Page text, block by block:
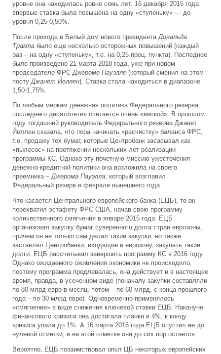
уровне она находилась ровно семь лет. 16 декабря 2015 года
впервые ставка была повышена на одну «ступеньку» — до
уровня 0,25-0,50%.
После прихода в Белый дом нового президентаДональда
Трампа было еще несколько осторожных повышений (каждый
раз – на одну «ступеньку», т.е. на 0,25 проц. пункта). Последнее
было произведено 21 марта 2018 года, уже при новом
председателе ФРСДжероме Пауэлле (который сменил на этом
постуДжанет Йеллен). Ставка стала находиться в диапазоне
1,50-1,75%.
По любым меркам денежная политика Федерального резерва
последнего десятилетия считается очень «мягкой». В прошлом
году тогдашний руководитель Федерального резерва Джанет
Йеллен сказала, что пора начинать «расчистку» баланса ФРС,
т.е. продажу тех бумаг, которые Центробанк засасывал как
«пылесос» на протяжении нескольких лет реализации
программы КС. Однако эту почетную миссию ужесточения
денежно-кредитной политики она возложила на своего
преемника –Джерома Пауэлла, который возглавил
Федеральный резерв в феврале нынешнего года.
Что касается Центрального европейского банка (ЕЦБ), то он
перехватил эстафету ФРС США, начав свою программу
количественного смягчения в январе 2015 года. ЕЦБ
организовал закупку бумаг суверенного долга стран еврозоны,
причем он не только сам делал такие закупки, но также
заставлял Центробанки, входящие в еврозону, закупать такие
долги. ЕЦБ рассчитывал завершить программу КС в 2016 году.
Однако ожидаемого оживления экономики не происходило,
поэтому программа продлевалась, она действует и в настоящее
время, правда, в усеченном виде (поначалу закупки составляли
по 80 млрд евро в месяц, потом – по 60 млрд, с конца прошлого
года – по 30 млрд евро). Одновременно применялось
«смягчение» в виде снижения ключевой ставки ЕЦБ. Накануне
финансового кризиса она достигала планки в 4%, к концу
кризиса упала до 1%. А 16 марта 2016 года ЕЦБ опустил ее до
нулевой отметки, и на этой отметке она до сих пор остается.
Вероятно, ЕЦБ позаимствовал опыт ЦБ некоторых европейских